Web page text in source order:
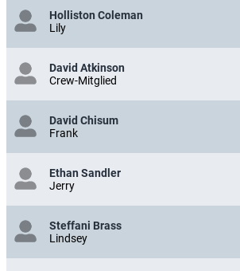
Holliston Coleman
Lily
David Atkinson
Crew-Mitglied
David Chisum
Frank
Ethan Sandler
Jerry
Steffani Brass
Lindsey